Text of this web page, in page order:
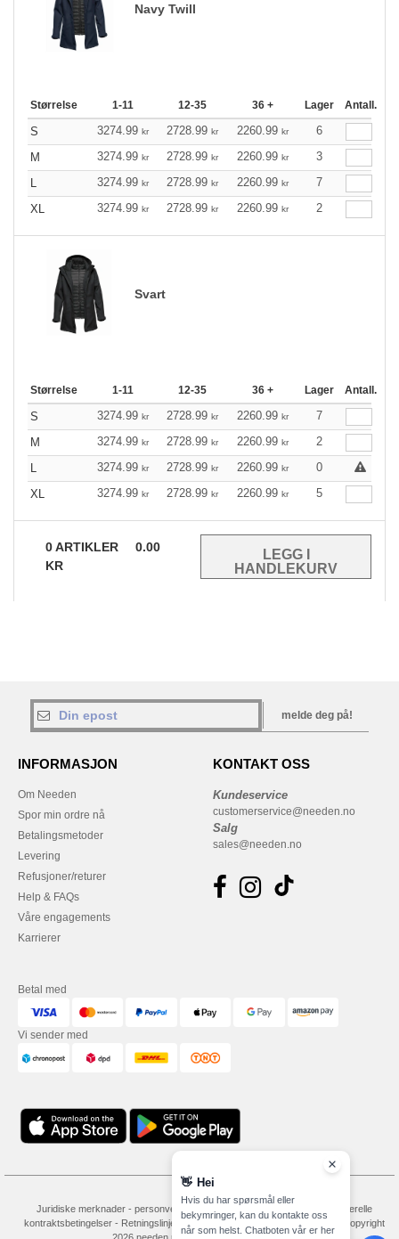
Navy Twill
Størrelse 1-11 12-35 36 + Lager Antall.
S 3274.99 kr 2728.99 kr 2260.99 kr
6
M
3274.99 kr 2728.99 kr 2260.99 kr
3
L
3274.99 kr 2728.99 kr 2260.99 kr
7
XL
3274.99 kr 2728.99 kr 2260.99 kr 2
Svart
Størrelse 1-11 12-35 36 + Lager Antall.
S 3274.99 kr 2728.99 kr 2260.99 kr
7
M
3274.99 kr 2728.99 kr 2260.99 kr
2
L
3274.99 kr 2728.99 kr 2260.99 kr
0
XL
3274.99 kr 2728.99 kr 2260.99 kr 5
0ARTIKLER
0.00
KR
melde deg på!
INFORMASJON
Om Needen
Spor min ordre nå
Betalingsmetoder
Levering
Refusjoner/returer
Help & FAQs
Våre engagements
Karrierer
KONTAKT OSS
Kundeservice
customerservice@needen.no
Salg
sales@needen.no
Betal med
Vi sender med
Juridiske merknader- personvernerklæring
Generelle
kontraktsbetingelser- Retningslinjer for informasjonskapsler Site Map
Copyright
👋 Hei
Hvis du har spørsmål eller
bekymringer, kan du kontakte oss
når som helst. Chatboten vår er her